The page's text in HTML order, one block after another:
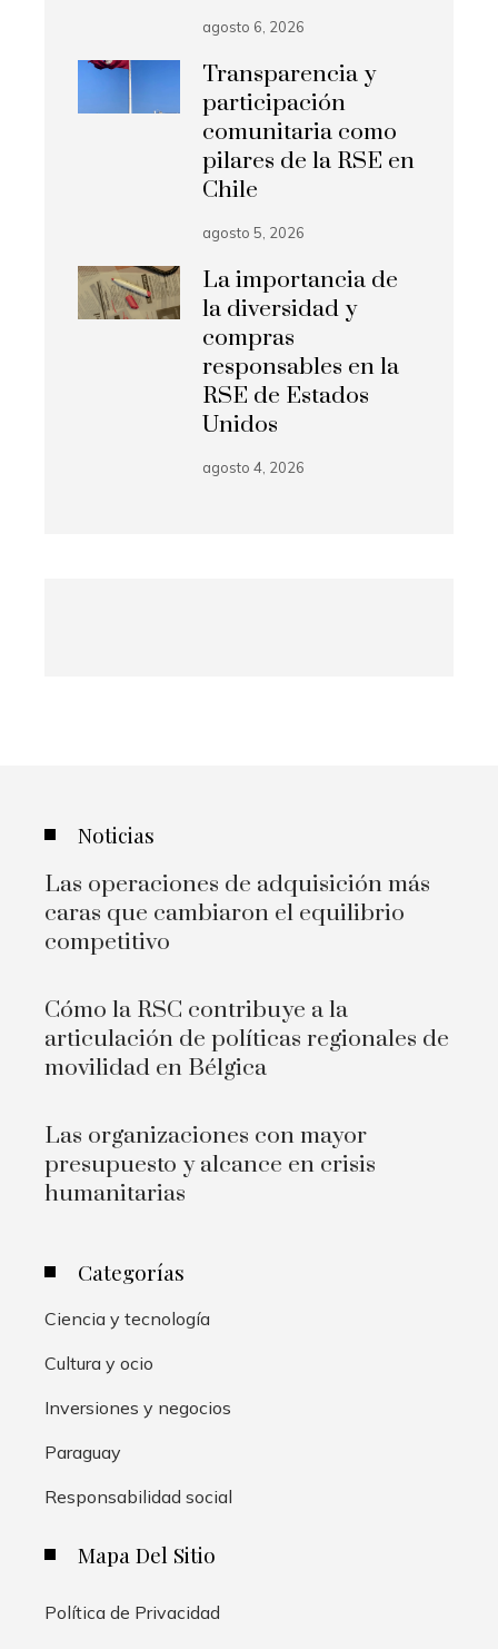
agosto 6, 2026
Transparencia y
participación
comunitaria como
pilares de la RSE en
Chile
agosto 5, 2026
La importancia de
la diversidad y
compras
responsables en la
RSE de Estados
Unidos
agosto 4, 2026
Noticias
Las operaciones de adquisición más
caras que cambiaron el equilibrio
competitivo
Cómo la RSC contribuye a la
articulación de políticas regionales de
movilidad en Bélgica
Las organizaciones con mayor
presupuesto y alcance en crisis
humanitarias
Categorías
Ciencia y tecnología
Cultura y ocio
Inversiones y negocios
Paraguay
Responsabilidad social
Mapa Del Sitio
Política de Privacidad